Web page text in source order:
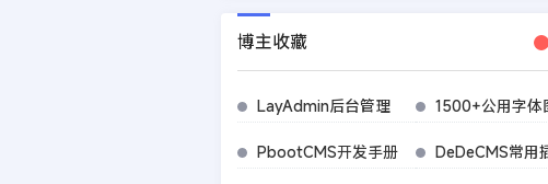
博主收藏
LayAdmin后台管理 1500+公用字体
PbootCMS开发手册 DeDeCMS常用